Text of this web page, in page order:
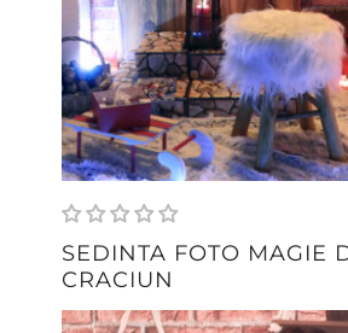
SEDINTA FOTO MAGIE
CRACIUN